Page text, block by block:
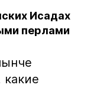
Исадах
перлами
какие